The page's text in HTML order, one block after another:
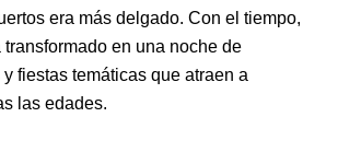
era más delgado. Con el tiempo,
en una noche de
fiestas temáticas que atraen a
las edades.